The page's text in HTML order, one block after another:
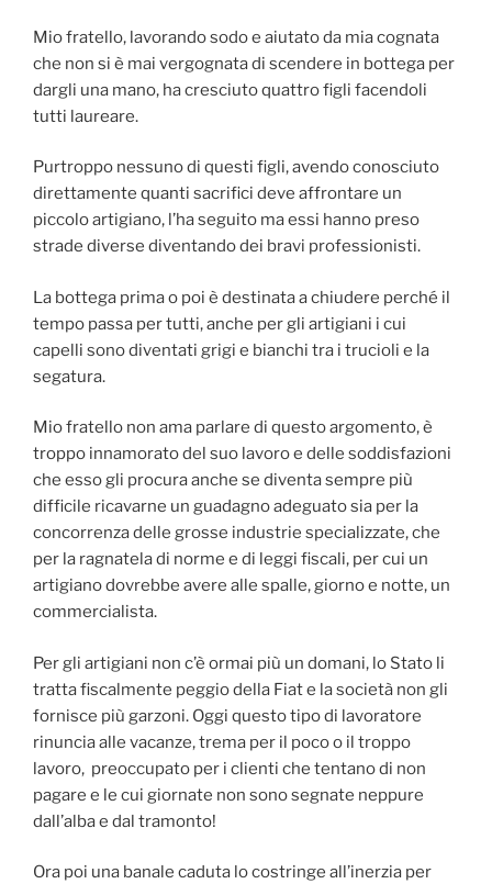
Mio fratello, lavorando sodo e aiutato da mia cognata
che non si è mai vergognata di scendere in bottega per
dargli una mano, ha cresciuto quattro figli facendoli
tutti laureare.
Purtroppo nessuno di questi figli, avendo conosciuto
direttamente quanti sacrifici deve affrontare un
piccolo artigiano, l’ha seguito ma essi hanno preso
strade diverse diventando dei bravi professionisti.
La bottega prima o poi è destinata a chiudere perché il
tempo passa per tutti, anche per gli artigiani i cui
capelli sono diventati grigi e bianchi tra i trucioli e la
segatura.
Mio fratello non ama parlare di questo argomento, è
troppo innamorato del suo lavoro e delle soddisfazioni
che esso gli procura anche se diventa sempre più
difficile ricavarne un guadagno adeguato sia per la
concorrenza delle grosse industrie specializzate, che
per la ragnatela di norme e di leggi fiscali, per cui un
artigiano dovrebbe avere alle spalle, giorno e notte, un
commercialista.
Per gli artigiani non c’è ormai più un domani, lo Stato li
tratta fiscalmente peggio della Fiat e la società non gli
fornisce più garzoni. Oggi questo tipo di lavoratore
rinuncia alle vacanze, trema per il poco o il troppo
lavoro, preoccupato per i clienti che tentano di non
pagare e le cui giornate non sono segnate neppure
dall’alba e dal tramonto!
Ora poi una banale caduta lo costringe all’inerzia per